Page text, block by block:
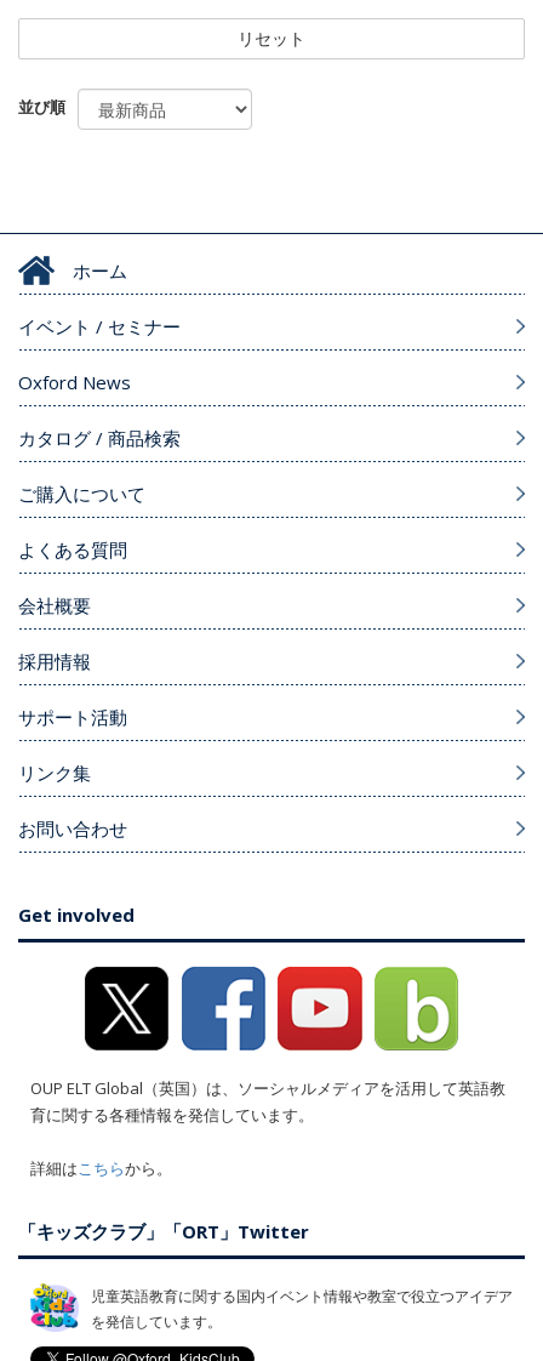
リセット
並び順
ホーム
イベント / セミナー
Oxford News
カタログ / 商品検索
ご購入について
よくある質問
会社概要
採用情報
サポート活動
リンク集
お問い合わせ
Get involved
OUP ELT Global（英国）は、ソーシャルメディアを活用して英語教
育に関する各種情報を発信しています。
詳細はこちらから。
「キッズクラブ」「ORT」Twitter
児童英語教育に関する国内イベント情報や教室で役立つアイデア
を発信しています。